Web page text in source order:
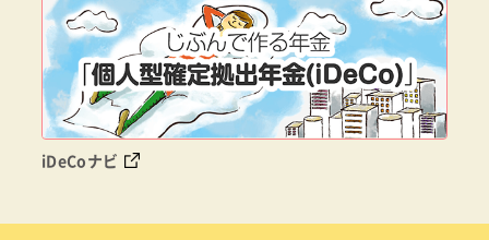
iDeCoナビ